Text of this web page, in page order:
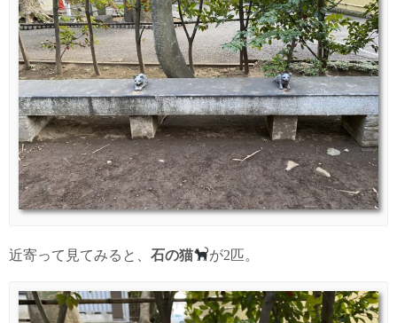
近寄って見てみると、 石の猫 が2匹。